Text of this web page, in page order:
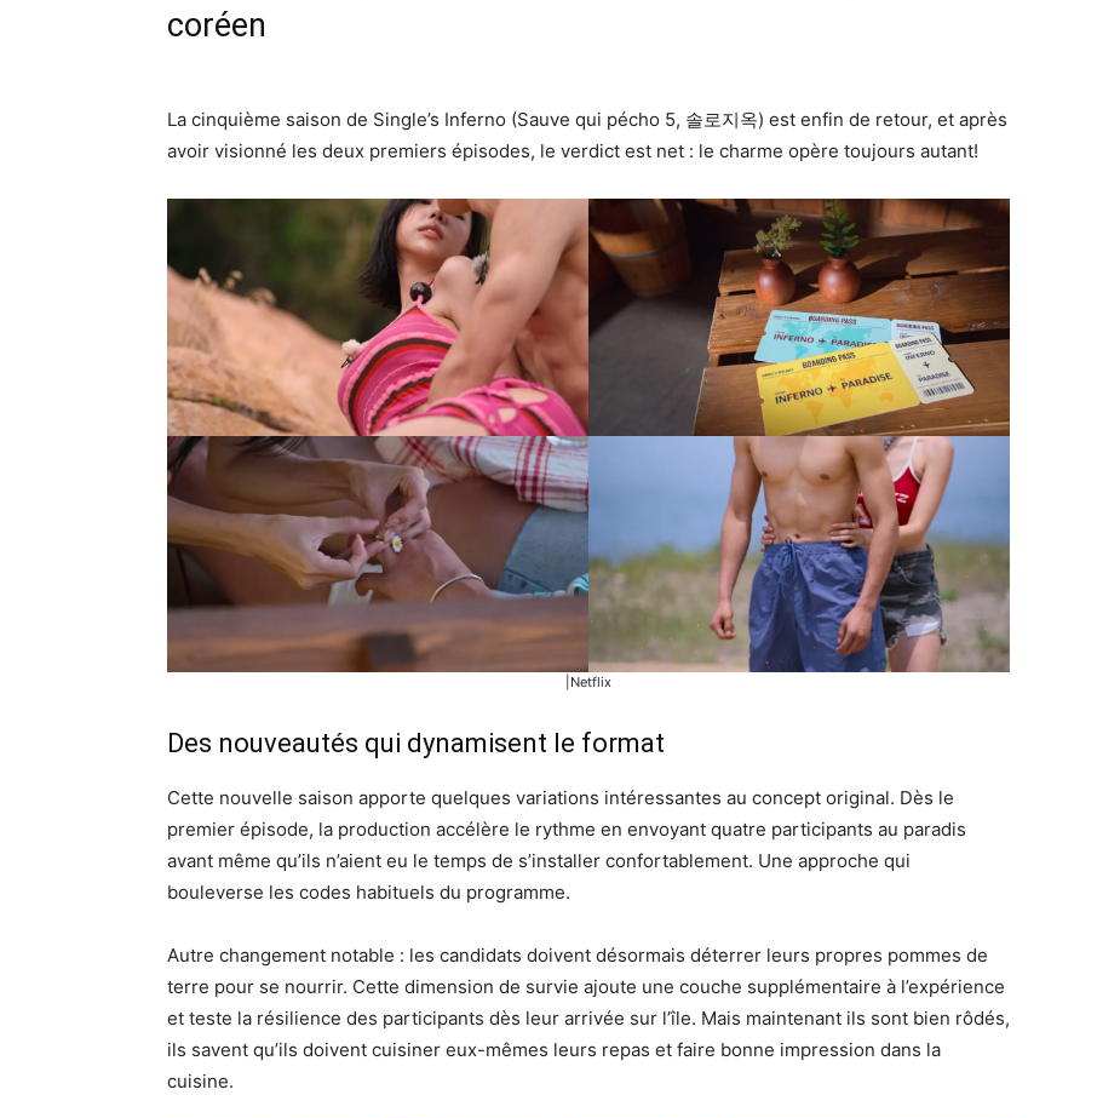
coréen
La cinquième saison de Single’s Inferno (Sauve qui pécho 5, 솔로지옥) est enfin de retour, et après
avoir visionné les deux premiers épisodes, le verdict est net : le charme opère toujours autant!
|Netflix
Des nouveautés qui dynamisent le format
Cette nouvelle saison apporte quelques variations intéressantes au concept original. Dès le
premier épisode, la production accélère le rythme en envoyant quatre participants au paradis
avant même qu’ils n’aient eu le temps de s’installer confortablement. Une approche qui
bouleverse les codes habituels du programme.
Autre changement notable : les candidats doivent désormais déterrer leurs propres pommes de
terre pour se nourrir. Cette dimension de survie ajoute une couche supplémentaire à l’expérience
et teste la résilience des participants dès leur arrivée sur l’île. Mais maintenant ils sont bien rôdés,
ils savent qu’ils doivent cuisiner eux-mêmes leurs repas et faire bonne impression dans la
cuisine.